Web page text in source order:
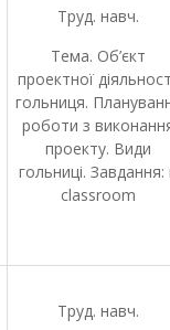
Труд. навч.
Тема. Об’єкт
проектної
гольниця.
роботи з
проекту. Види
гольниці. Завдання:
classroom
Труд. навч.